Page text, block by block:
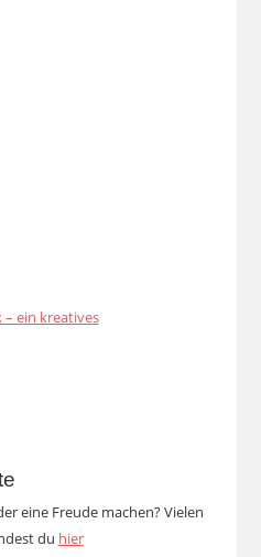
ein kreatives
eine Freude machen? Vielen
du hier